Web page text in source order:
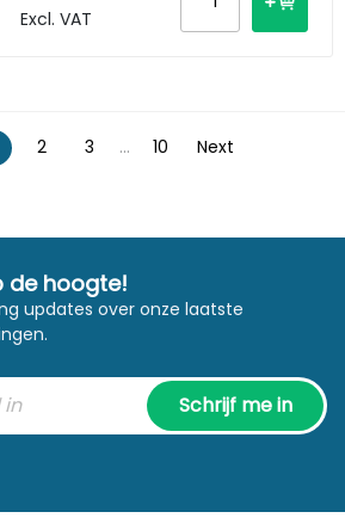
Excl. VAT
2 3 ... 10 Next
de hoogte!
updates over onze laatste
Schrijf me in